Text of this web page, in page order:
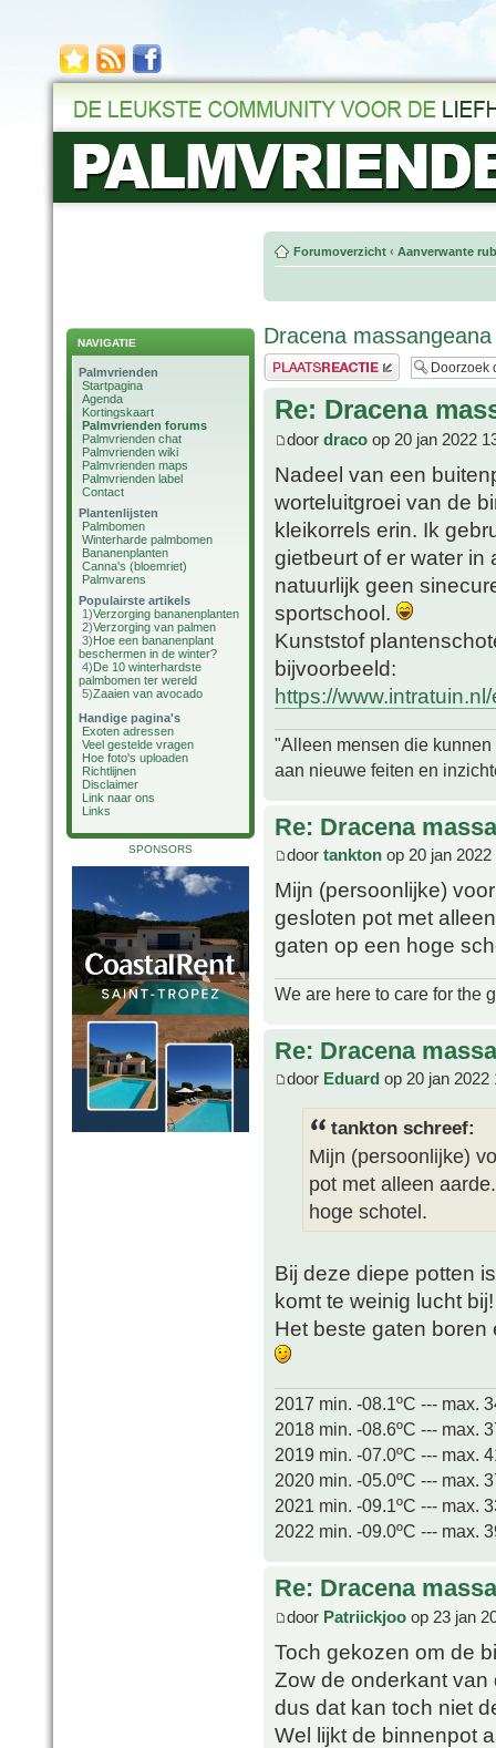
NAVIGATIE
Palmvrienden
Startpagina
Agenda
Kortingskaart
Palmvrienden forums
Palmvrienden chat
Palmvrienden wiki
Palmvrienden maps
Palmvrienden label
Contact
Plantenlijsten
Palmbomen
Winterharde palmbomen
Bananenplanten
Canna's (bloemriet)
Palmvarens
Populairste artikels
1)Verzorging bananenplanten
2)Verzorging van palmen
3)Hoe een bananenplant
beschermen in de winter?
4)De 10 winterhardste
palmbomen ter wereld
5)Zaaien van avocado
Handige pagina's
Exoten adressen
Veel gestelde vragen
Hoe foto's uploaden
Richtlijnen
Disclaimer
Link naar ons
Links
SPONSORS
Forumoverzicht ‹ Aanverwante
Dracena massangeana
Plaats een reactie
Re: Dracena
door draco op 20 jan 2022
Nadeel van een
worteluitgroei van de
kleikorrels erin. Ik
gietbeurt of er water in
natuurlijk geen
sportschool.
Kunststof
bijvoorbeeld:
https://
"Alleen mensen die
aan nieuwe feiten en
Re: Dracena
door tankton op 20 jan 2022
Mijn (persoonlijke)
gesloten pot met
gaten op een hoge
We are here to care for the
Re: Dracena
door Eduard op 20 jan 2022
tankton schreef:
Mijn (persoonlijke)
pot met alleen
hoge schotel.
Bij deze diepe potten
komt te weinig lucht bij!
Het beste gaten boren
2017 min. -08.1ºC --- max.
2018 min. -08.6ºC --- max.
2019 min. -07.0ºC --- max.
2020 min. -05.0ºC --- max.
2021 min. -09.1ºC --- max.
2022 min. -09.0ºC --- max.
Re: Dracena
door Patriickjoo op 23 jan
Toch gekozen om de
Zow de onderkant van
dus dat kan toch niet
Wel lijkt de binnenpot